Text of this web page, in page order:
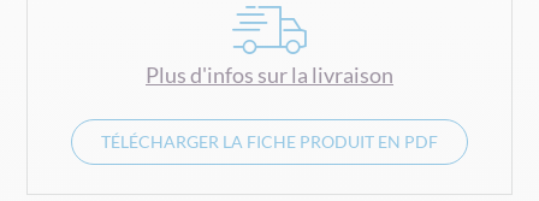
Plus d'infos sur la livraison
TÉLÉCHARGER LA FICHE PRODUIT EN PDF